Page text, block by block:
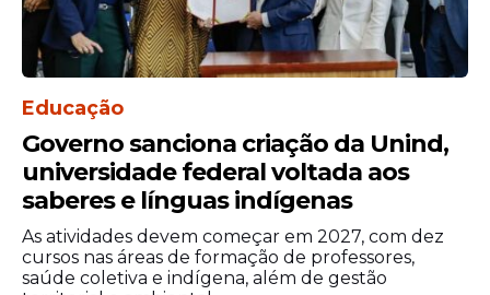
Educação
Governo sanciona criação da Unind,
universidade federal voltada aos
saberes e línguas indígenas
As atividades devem começar em 2027, com dez
cursos nas áreas de formação de professores,
saúde coletiva e indígena, além de gestão